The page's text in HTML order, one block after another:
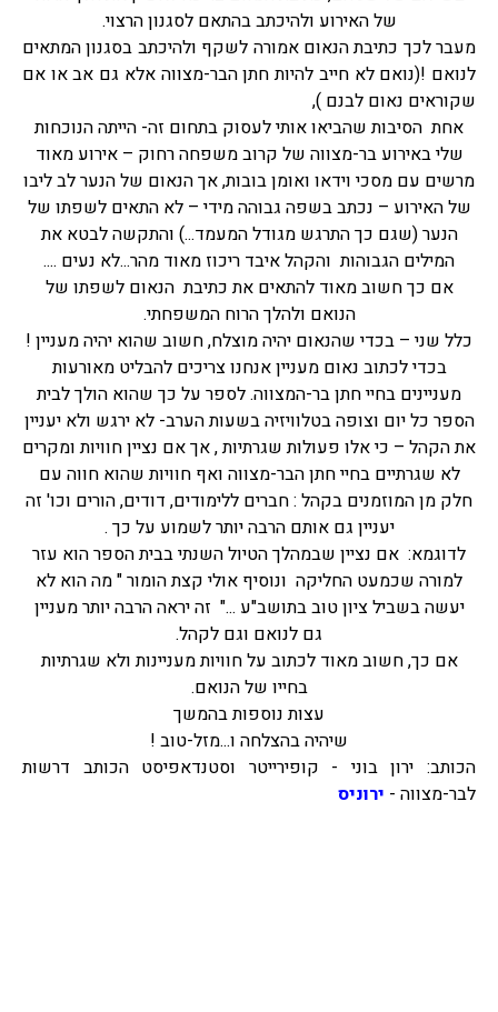
של האירוע ולהיכתב בהתאם לסגנון הרצוי.
מעבר לכך כתיבת הנאום אמורה לשקף ולהיכתב בסגנון המתאים
לנואם !(נואם לא חייב להיות חתן הבר-מצווה אלא גם אב או אם
שקוראים נאום לבנם ),
אחת הסיבות שהביאו אותי לעסוק בתחום זה- הייתה הנוכחות
שלי באירוע בר-מצווה של קרוב משפחה רחוק – אירוע מאוד
מרשים עם מסכי וידאו ואומן בובות, אך הנאום של הנער לב ליבו
של האירוע – נכתב בשפה גבוהה מידי – לא התאים לשפתו של
הנער (שגם כך התרגש מגודל המעמד...) והתקשה לבטא את
המילים הגבוהות והקהל איבד ריכוז מאוד מהר...לא נעים ....
אם כך חשוב מאוד להתאים את כתיבת הנאום לשפתו של
הנואם ולהלך הרוח המשפחתי.
כלל שני – בכדי שהנאום יהיה מוצלח, חשוב שהוא יהיה מעניין !
בכדי לכתוב נאום מעניין אנחנו צריכים להבליט מאורעות
מעניינים בחיי חתן בר-המצווה. לספר על כך שהוא הולך לבית
הספר כל יום וצופה בטלוויזיה בשעות הערב- לא ירגש ולא יעניין
את הקהל – כי אלו פעולות שגרתיות , אך אם נציין חוויות ומקרים
לא שגרתיים בחיי חתן הבר-מצווה ואף חוויות שהוא חווה עם
חלק מן המוזמנים בקהל : חברים ללימודים, דודים, הורים וכו' זה
יעניין גם אותם הרבה יותר לשמוע על כך .
לדוגמא: אם נציין שבמהלך הטיול השנתי בבית הספר הוא עזר
למורה שכמעט החליקה ונוסיף אולי קצת הומור " מה הוא לא
יעשה בשביל ציון טוב בתושב"ע ..." זה יראה הרבה יותר מעניין
גם לנואם וגם לקהל.
אם כך, חשוב מאוד לכתוב על חוויות מעניינות ולא שגרתיות
בחייו של הנואם.
עצות נוספות בהמשך
שיהיה בהצלחה ו...מזל-טוב !
הכותב: ירון בוני - קופירייטר וסטנדאפיסט הכותב דרשות
לבר-מצווה - ירוניס